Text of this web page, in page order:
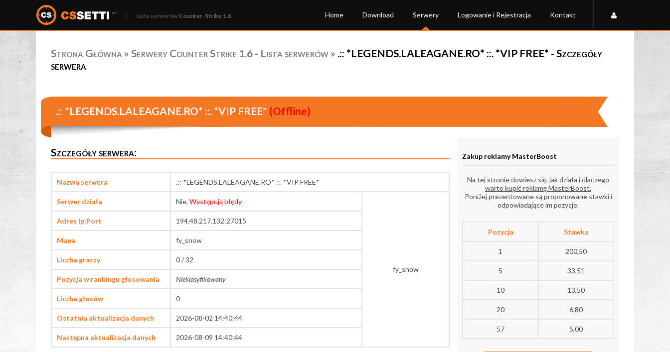
Lista serwerów Counter-Strike 1.6 Home Download Serwery Logowanie i Rejestracja Kontakt
Strona Główna » Serwery Counter Strike 1.6 - Lista serwerów » .:: *LEGENDS.LALEAGANE.RO* ::. *VIP FREE* - Szczegóły
serwera
.:: *LEGENDS.LALEAGANE.RO* ::. *VIP FREE* (Offline)
Szczegóły serwera:
Nazwa serwera .:: *LEGENDS.LALEAGANE.RO* ::. *VIP FREE*
Serwer działa Nie, Występują błędy
fy_snow
Adres Ip:Port 194.48.217.132:27015
Mapa fy_snow
Liczba graczy 0 / 32
Pozycja w rankingu głosowania Nieklasyfikowany
Liczba głosów 0
Ostatnia aktualizacja danych 2026-08-02 14:40:44
Następna aktualizacja danych 2026-08-09 14:40:44
Zakup reklamy MasterBoost
Na tej stronie dowiesz się, jak działa i dlaczego
warto kupić reklamę MasterBoost.
Poniżej prezentowane są proponowane stawki i
odpowiadające im pozycje.
Pozycja Stawka
1 200,50
5 33,51
10 13,50
20 6,80
57 5,00